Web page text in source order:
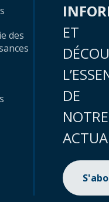
des
ET
DE
NOTRE